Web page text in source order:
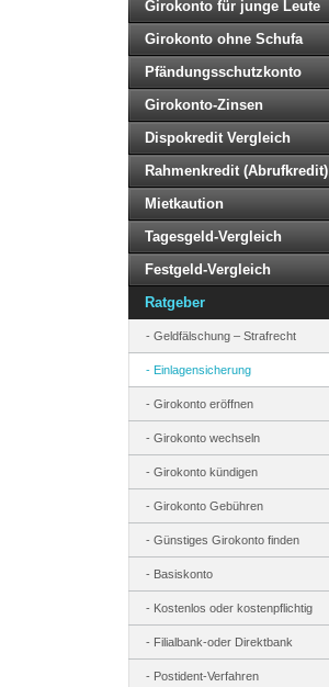
Girokonto für junge Leute
Girokonto ohne Schufa
Pfändungsschutzkonto
Girokonto-Zinsen
Dispokredit Vergleich
Rahmenkredit (Abrufkredit)
Mietkaution
Tagesgeld-Vergleich
Festgeld-Vergleich
Ratgeber
Geldfälschung – Strafrecht
Einlagensicherung
Girokonto eröffnen
Girokonto wechseln
Girokonto kündigen
Girokonto Gebühren
Günstiges Girokonto finden
Basiskonto
Kostenlos oder kostenpflichtig
Filialbank-oder Direktbank
Postident-Verfahren